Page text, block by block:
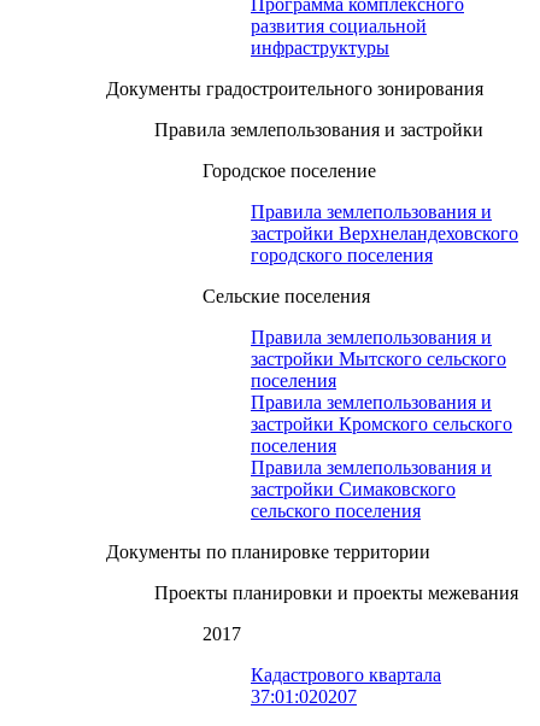
Программа комплексного
развития социальной
инфраструктуры
Документы градостроительного зонирования
Правила землепользования и застройки
Городское поселение
Правила землепользования и
застройки Верхнеландеховского
городского поселения
Сельские поселения
Правила землепользования и
застройки Мытского сельского
поселения
Правила землепользования и
застройки Кромского сельского
поселения
Правила землепользования и
застройки Симаковского
сельского поселения
Документы по планировке территории
Проекты планировки и проекты межевания
2017
Кадастрового квартала
37:01:020207